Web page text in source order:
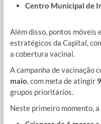
Centro Municipal de
Além disso, pontos móveis
estratégicos da Capital,
a cobertura vacinal.
A campanha de vacinação
maio, com meta de atingir
grupos prioritários.
Neste primeiro momento,